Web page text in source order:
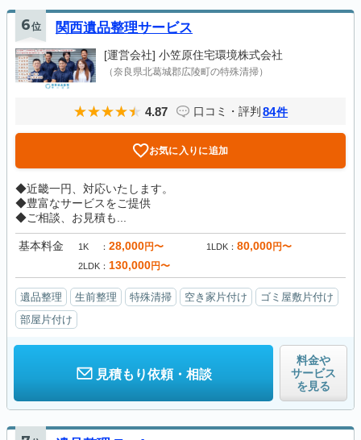
6位 関西遺品整理サービス
[運営会社] 小笠原住宅環境株式会社
（奈良県北葛城郡広陵町の特殊清掃）
4.87 口コミ・評判 84件
お気に入りに追加
◆近畿一円、対応いたします。
◆豊富なサービスをご提供
◆ご相談、お見積も...
基本料金 1K 28,000円〜 1LDK 80,000円〜
2LDK 130,000円〜
遺品整理 生前整理 特殊清掃 空き家片付け
ゴミ屋敷片付け
部屋片付け
見積もり依頼・相談
料金や
サービス
を見る